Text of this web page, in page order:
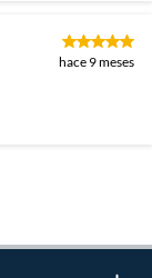
hace 9 meses